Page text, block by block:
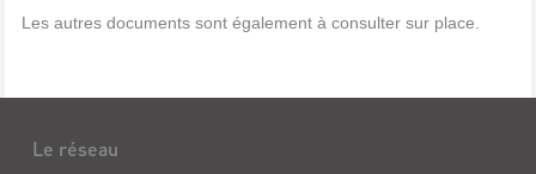
Les autres documents sont également à consulter sur place.
Le réseau